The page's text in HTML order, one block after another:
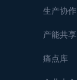
生产协作
产能共享
痛点库